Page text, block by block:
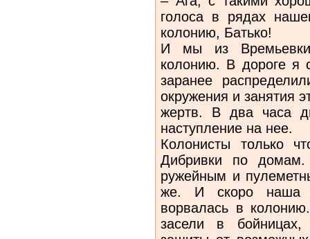
голоса в рядах
колонию, Батько!
И мы из
колонию. В дороге я
заранее
окружения и занятия
жертв. В два часа
наступление на нее.
Колонисты только
Дибривки по
ружейным и
же. И скоро наша
ворвалась в
засели в